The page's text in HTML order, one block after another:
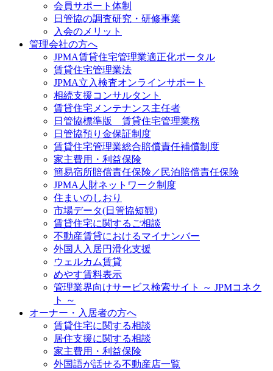
会員サポート体制
日管協の調査研究・研修事業
入会のメリット
管理会社の方へ
JPMA賃貸住宅管理業適正化ポータル
賃貸住宅管理業法
JPMA立入検査オンラインサポート
相続支援コンサルタント
賃貸住宅メンテナンス主任者
日管協標準版 賃貸住宅管理業務
日管協預り金保証制度
賃貸住宅管理業総合賠償責任補償制度
家主費用・利益保険
簡易宿所賠償責任保険／民泊賠償責任保険
JPMA人財ネットワーク制度
住まいのしおり
市場データ(日管協短観)
賃貸住宅に関するご相談
不動産賃貸におけるマイナンバー
外国人入居円滑化支援
ウェルカム賃貸
めやす賃料表示
管理業界向けサービス検索サイト ～ JPMコネク
ト ～
オーナー・入居者の方へ
賃貸住宅に関する相談
居住支援に関する相談
家主費用・利益保険
外国語が話せる不動産店一覧